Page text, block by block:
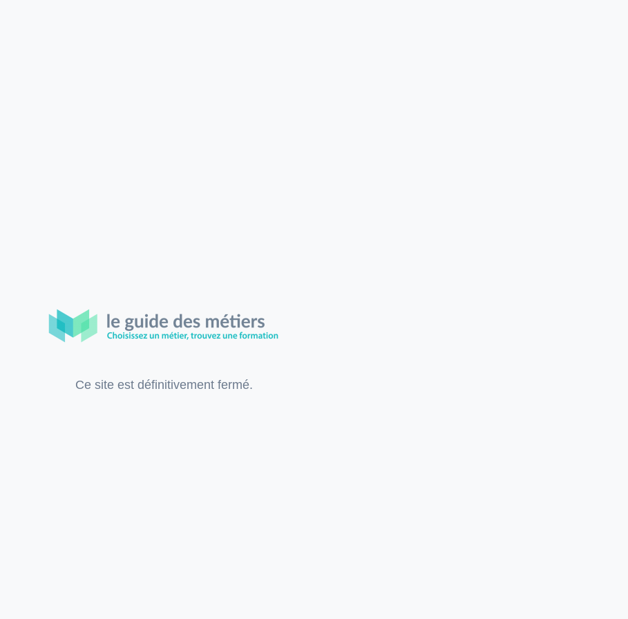
Ce site est définitivement fermé.